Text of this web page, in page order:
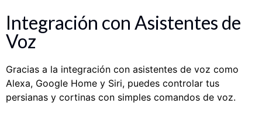
Integración con Asistentes de
Voz
Gracias a la integración con asistentes de voz como
Alexa, Google Home y Siri, puedes controlar tus
persianas y cortinas con simples comandos de voz.